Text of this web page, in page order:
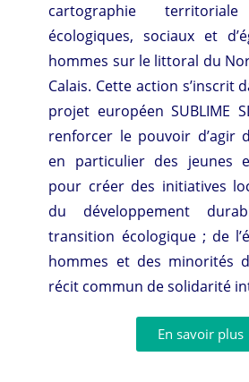
cartographie
écologiques, sociaux et
hommes sur le littoral du
Calais. Cette action s’inscrit
projet européen SUBLIME
renforcer le pouvoir d’agir
en particulier des jeunes
pour créer des initiatives
du développement
transition écologique ; de
hommes et des minorités
récit commun de solidarité
En savoir plus